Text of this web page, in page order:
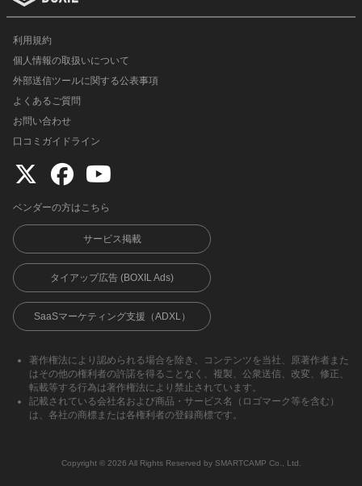
利用規約
個人情報の取扱いについて
外部送信ツールに関する公表事項
よくあるご質問
お問い合わせ
口コミガイドライン
ベンダーの方はこちら
サービス掲載
タイアップ広告 (BOXIL Ads)
SaaSマーケティング支援（ADXL）
著作権法により認められる場合を除き、コンテンツを当社、原著作者また
はその他の権利者の許諾を得ることなく、複製、公衆送信、改変、修正、
転載等する行為は著作権法により禁止されています。
記載されている会社名および商品・サービス名（ロゴマーク等を含む）
は、各社の商標または各権利者の登録商標です。
Copyright ©︎ 2026 All Rights Reserved by SMARTCAMP Co., Ltd.